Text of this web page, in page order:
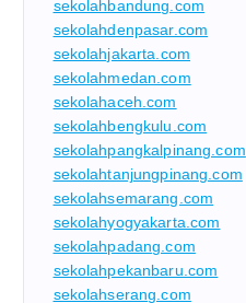
sekolahbandung.com
sekolahdenpasar.com
sekolahjakarta.com
sekolahmedan.com
sekolahaceh.com
sekolahbengkulu.com
sekolahpangkalpinang.com
sekolahtanjungpinang.com
sekolahsemarang.com
sekolahyogyakarta.com
sekolahpadang.com
sekolahpekanbaru.com
sekolahserang.com